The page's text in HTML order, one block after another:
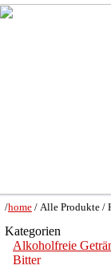
/home / Alle Produkte /
Kategorien
Alkoholfreie
Bitter